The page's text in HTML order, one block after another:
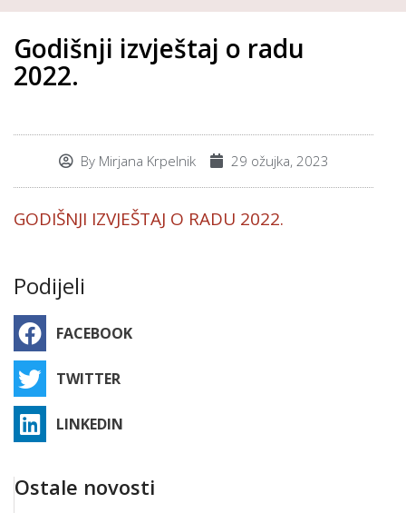
Godišnji izvještaj o radu
2022.
ByMirjana Krpelnik 29 ožujka, 2023
GODIŠNJI IZVJEŠTAJ O RADU 2022.
Podijeli
FACEBOOK
TWITTER
LINKEDIN
Ostale novosti